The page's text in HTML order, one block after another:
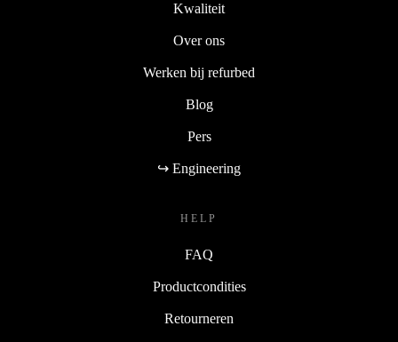
Kwaliteit
Over ons
Werken bij refurbed
Blog
Pers
↪ Engineering
HELP
FAQ
Productcondities
Retourneren